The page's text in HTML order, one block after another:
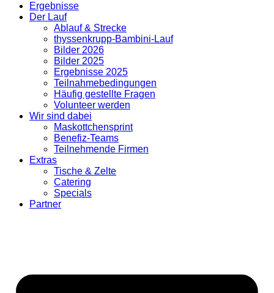
Ergebnisse
Der Lauf
Ablauf & Strecke
thyssenkrupp-Bambini-Lauf
Bilder 2026
Bilder 2025
Ergebnisse 2025
Teilnahmebedingungen
Häufig gestellte Fragen
Volunteer werden
Wir sind dabei
Maskottchensprint
Benefiz-Teams
Teilnehmende Firmen
Extras
Tische & Zelte
Catering
Specials
Partner